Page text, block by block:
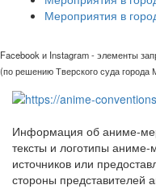
Мероприятия в
Facebook и Instagram - элементы
(по решению Тверского суда города
Информация об аниме-
тексты и логотипы аниме-
источников или
стороны представителей